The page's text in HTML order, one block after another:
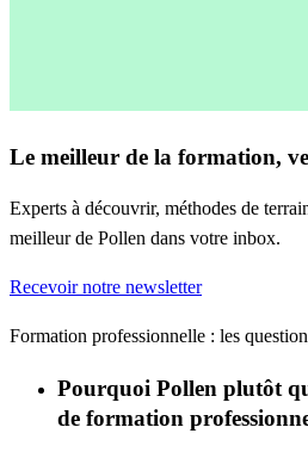
Le meilleur de la formation,
Experts à découvrir, méthodes de
meilleur de Pollen dans votre inbox.
Recevoir notre newsletter
Formation professionnelle : les
Pourquoi Pollen plutôt
de formation